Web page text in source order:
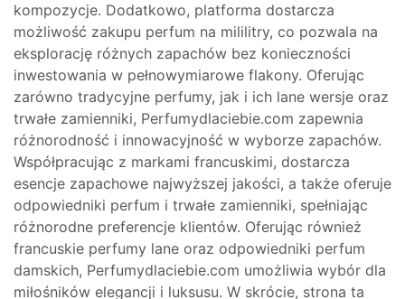
kompozycje. Dodatkowo, platforma dostarcza
możliwość zakupu perfum na mililitry, co pozwala na
eksplorację różnych zapachów bez konieczności
inwestowania w pełnowymiarowe flakony. Oferując
zarówno tradycyjne perfumy, jak i ich lane wersje oraz
trwałe zamienniki, Perfumydlaciebie.com zapewnia
różnorodność i innowacyjność w wyborze zapachów.
Współpracując z markami francuskimi, dostarcza
esencje zapachowe najwyższej jakości, a także oferuje
odpowiedniki perfum i trwałe zamienniki, spełniając
różnorodne preferencje klientów. Oferując również
francuskie perfumy lane oraz odpowiedniki perfum
damskich, Perfumydlaciebie.com umożliwia wybór dla
miłośników elegancji i luksusu. W skrócie, strona ta